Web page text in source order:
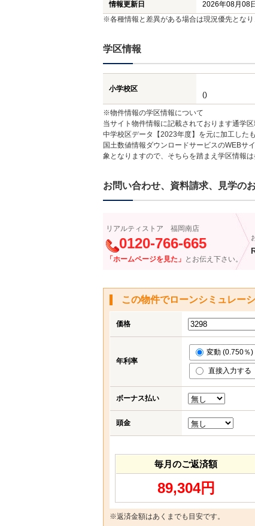
情報更新日 2026年08月08日
※各種情報と差異がある場合は現況優先とな
学区情報
小学校区
()
※物件情報の学区情報について
当サイト物件情報に記載されております通学
中学校区データ【2023年度】を元に加工した
国土数値情報ダウンロードサービスのWEBサ
象となりますので、そちらを踏まえ学区情報は
お問い合わせ、資料請求、見学の
リアルティストア 福岡南店
0120-766-665
「ホームページを見た」 とお伝え下さい。
この物件でローンシミュレー
価格
年利率
変動 (0.750％)
直接入力する
ボーナス払い
頭金
毎月のご返済額
89,304円
※返済金額はあくまでも目安です。